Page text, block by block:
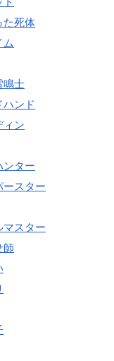
た死体
ム
鳴士
ハンド
ィン
ンター
ースター
マスター
師